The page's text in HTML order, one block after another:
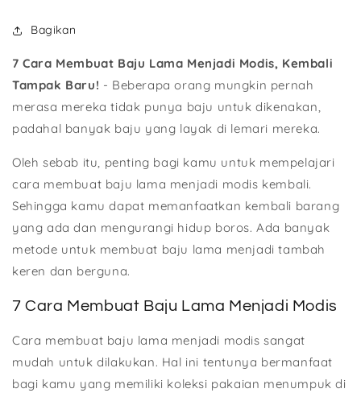
Bagikan
7 Cara Membuat Baju Lama Menjadi Modis, Kembali
Tampak Baru! - Beberapa orang mungkin pernah
merasa mereka tidak punya baju untuk dikenakan,
padahal banyak baju yang layak di lemari mereka.
Oleh sebab itu, penting bagi kamu untuk mempelajari
cara membuat baju lama menjadi modis kembali.
Sehingga kamu dapat memanfaatkan kembali barang
yang ada dan mengurangi hidup boros. Ada banyak
metode untuk membuat baju lama menjadi tambah
keren dan berguna.
7 Cara Membuat Baju Lama Menjadi Modis
Cara membuat baju lama menjadi modis sangat
mudah untuk dilakukan. Hal ini tentunya bermanfaat
bagi kamu yang memiliki koleksi pakaian menumpuk di